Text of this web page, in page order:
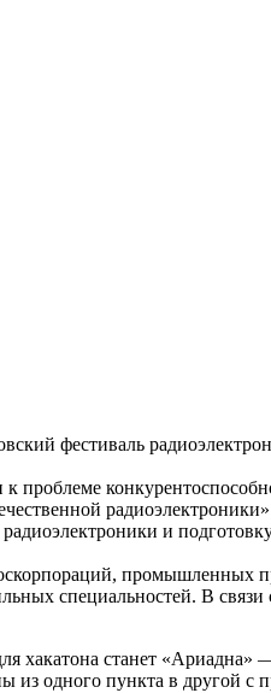
фестиваль
и
промышленных
специальностей. В связи
хакатона станет
одного пункта в другой с